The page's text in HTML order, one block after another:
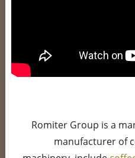
Romiter Group is a
manufacturer of